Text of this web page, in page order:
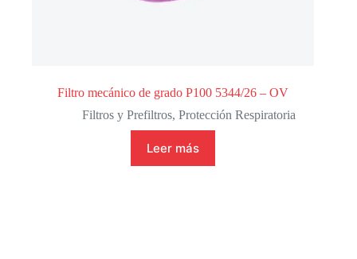
Filtro mecánico de grado P100 5344/26 – OV
Filtros y Prefiltros,Protección Respiratoria
Leer más